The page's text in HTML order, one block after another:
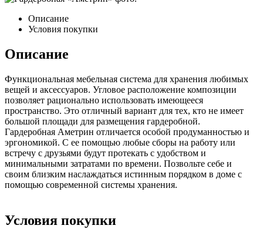
Описание
Условия покупки
Описание
Функциональная мебельная система для хранения любимых
вещей и аксессуаров. Угловое расположение композиции
позволяет рационально использовать имеющееся
пространство. Это отличный вариант для тех, кто не имеет
большой площади для размещения гардеробной.
Гардеробная Аметрин отличается особой продуманностью и
эргономикой. С ее помощью любые сборы на работу или
встречу с друзьями будут протекать с удобством и
минимальными затратами по времени. Позвольте себе и
своим близким наслаждаться истинным порядком в доме с
помощью современной системы хранения.
Условия покупки